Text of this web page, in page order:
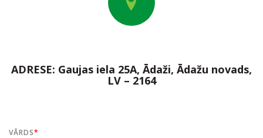
ADRESE: Gaujas iela 25A, Ādaži, Ādažu novads,
LV – 2164
VĀRDS*